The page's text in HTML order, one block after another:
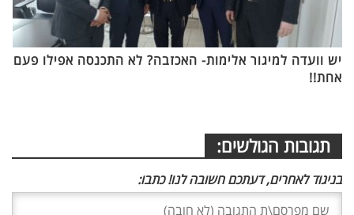
יש וועדה למיגור אלימות- האכזבה? לא התכנסה אפילו פעם
אחת!!
תגובות הגולשים:
בניגוד לאחרים, דעתכם חשובה לנו! כתבו: